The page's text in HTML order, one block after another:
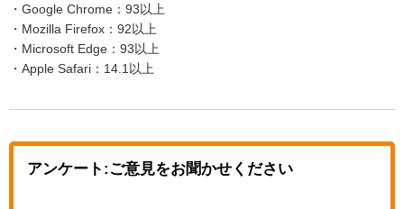
・Google Chrome：93以上
・Mozilla Firefox：92以上
・Microsoft Edge：93以上
・Apple Safari：14.1以上
アンケート:ご意見をお聞かせください